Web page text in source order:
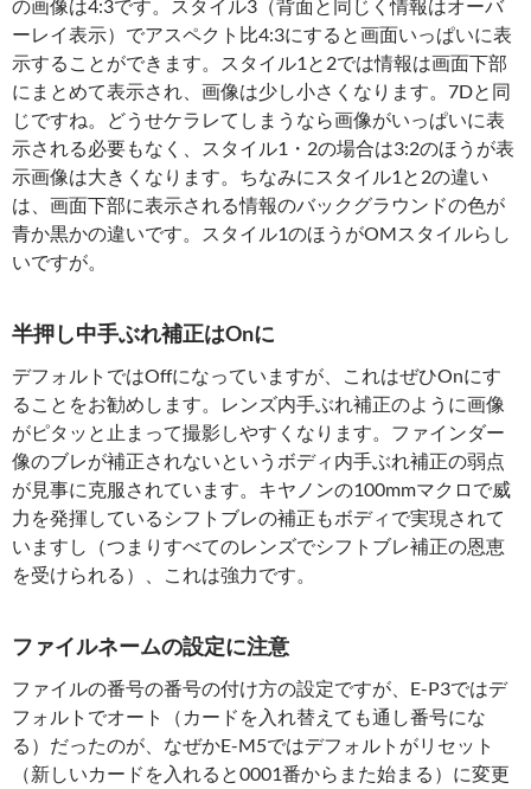
の画像は4:3です。スタイル3（背面と同じく情報はオーバ
ーレイ表示）でアスペクト比4:3にすると画面いっぱいに表
示することができます。スタイル1と2では情報は画面下部
にまとめて表示され、画像は少し小さくなります。7Dと同
じですね。どうせケラレてしまうなら画像がいっぱいに表
示される必要もなく、スタイル1・2の場合は3:2のほうが表
示画像は大きくなります。ちなみにスタイル1と2の違い
は、画面下部に表示される情報のバックグラウンドの色が
青か黒かの違いです。スタイル1のほうがOMスタイルらし
いですが。
半押し中手ぶれ補正はOnに
デフォルトではOffになっていますが、これはぜひOnにす
ることをお勧めします。レンズ内手ぶれ補正のように画像
がピタッと止まって撮影しやすくなります。ファインダー
像のブレが補正されないというボディ内手ぶれ補正の弱点
が見事に克服されています。キヤノンの100mmマクロで威
力を発揮しているシフトブレの補正もボディで実現されて
いますし（つまりすべてのレンズでシフトブレ補正の恩恵
を受けられる）、これは強力です。
ファイルネームの設定に注意
ファイルの番号の番号の付け方の設定ですが、E-P3ではデ
フォルトでオート（カードを入れ替えても通し番号にな
る）だったのが、なぜかE-M5ではデフォルトがリセット
（新しいカードを入れると0001番からまた始まる）に変更